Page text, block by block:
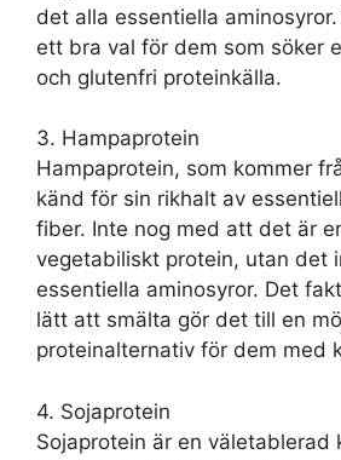
det alla essentiella
ett bra val för dem som söker
och glutenfri proteinkälla.
3. Hampaprotein
Hampaprotein, som kommer
känd för sin rikhalt av
fiber. Inte nog med att det är
vegetabiliskt protein, utan det
essentiella aminosyror. Det
lätt att smälta gör det till en
proteinalternativ för dem med
4. Sojaprotein
Sojaprotein är en väletablerad